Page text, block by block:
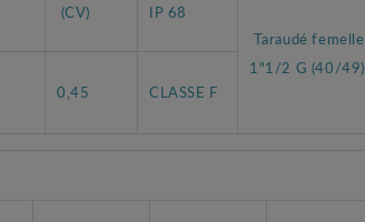
(CV)
IP 68
Taraudé femelle
1"1/2 G (40/49)
0,45 CLASSE F